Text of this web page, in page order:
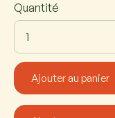
Quantité